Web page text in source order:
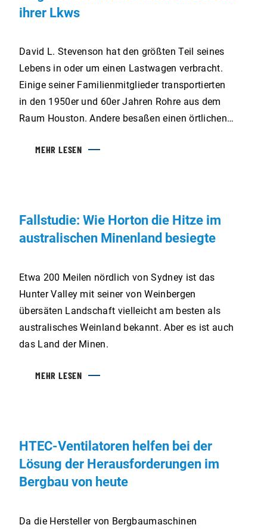
ihrer Lkws
David L. Stevenson hat den größten Teil seines
Lebens in oder um einen Lastwagen verbracht.
Einige seiner Familienmitglieder transportierten
in den 1950er und 60er Jahren Rohre aus dem
Raum Houston. Andere besaßen einen örtlichen
und Düngemittelgeschäft seiner unmittelbaren
MEHR LESEN
Fallstudie: Wie Horton die Hitze im
australischen Minenland besiegte
Etwa 200 Meilen nördlich von Sydney ist das
Hunter Valley mit seiner von Weinbergen
übersäten Landschaft vielleicht am besten als
australisches Weinland bekannt. Aber es ist auch
das Land der Minen.
MEHR LESEN
HTEC-Ventilatoren helfen bei der
Lösung der Herausforderungen im
Bergbau von heute
Da die Hersteller von Bergbaumaschinen